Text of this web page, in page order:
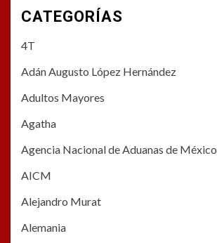
CATEGORÍAS
4T
Adán Augusto López Hernández
Adultos Mayores
Agatha
Agencia Nacional de Aduanas de México
AICM
Alejandro Murat
Alemania